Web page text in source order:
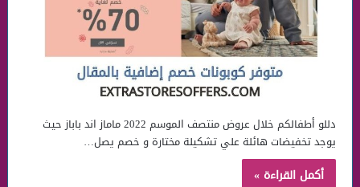
دللو أطفالكم خلال عروض منتصف الموسم 2022 ماماز اند باباز حيث
يوجد تخفيضات هائلة علي تشكيلة مختارة و خصم يصل…
أكمل القراءة »